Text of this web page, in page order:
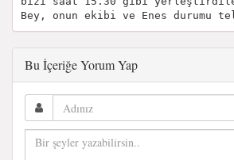
Bey, onun ekibi ve Enes
Bu İçeriğe Yorum Yap